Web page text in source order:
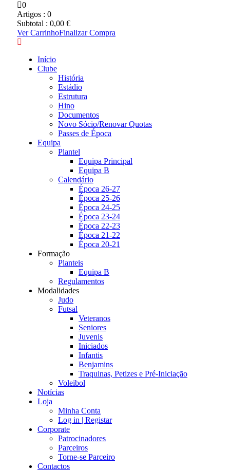
0
Artigos : 0
Subtotal : 0,00 €
Ver CarrinhoFinalizar Compra
Início
Clube
História
Estádio
Estrutura
Hino
Documentos
Novo Sócio/Renovar Quotas
Passes de Época
Equipa
Plantel
Equipa Principal
Equipa B
Calendário
Época 26-27
Época 25-26
Época 24-25
Época 23-24
Época 22-23
Época 21-22
Época 20-21
Formação
Planteis
Equipa B
Regulamentos
Modalidades
Judo
Futsal
Veteranos
Seniores
Juvenis
Iniciados
Infantis
Benjamins
Traquinas, Petizes e Pré-Iniciação
Voleibol
Notícias
Loja
Minha Conta
Log in | Registar
Corporate
Patrocinadores
Parceiros
Torne-se Parceiro
Contactos